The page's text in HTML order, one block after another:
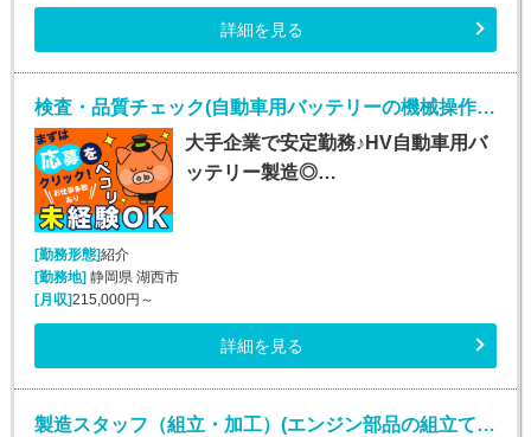
詳細を見る
検査・品質チェック(自動車用バッテリーの機械操作・検査など/未経験OK)
大手企業で安定勤務♪HV自動車用バ
ッテリー製造◎…
[勤務形態]紹介
[勤務地] 静岡県 湖西市
[月収]215,000円～
詳細を見る
製造スタッフ（組立・加工）(エンジン部品の組立て・ピッキング/土日休みで月収29万円可)